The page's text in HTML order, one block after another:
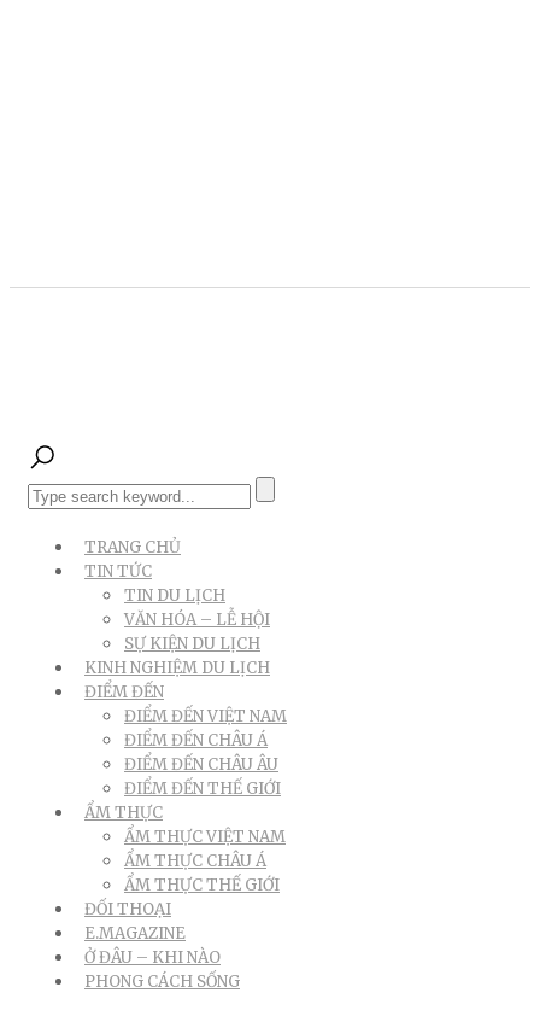
TRANG CHỦ
TIN TỨC
TIN DU LỊCH
VĂN HÓA – LỄ HỘI
SỰ KIỆN DU LỊCH
KINH NGHIỆM DU LỊCH
ĐIỂM ĐẾN
ĐIỂM ĐẾN VIỆT NAM
ĐIỂM ĐẾN CHÂU Á
ĐIỂM ĐẾN CHÂU ÂU
ĐIỂM ĐẾN THẾ GIỚI
ẨM THỰC
ẨM THỰC VIỆT NAM
ẨM THỰC CHÂU Á
ẨM THỰC THẾ GIỚI
ĐỐI THOẠI
E.MAGAZINE
Ở ĐÂU – KHI NÀO
PHONG CÁCH SỐNG